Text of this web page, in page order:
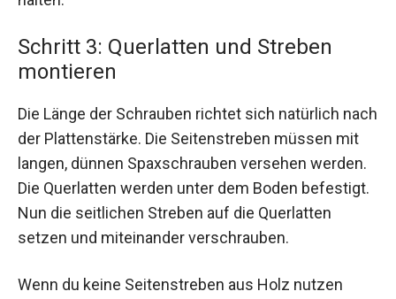
Schritt 3: Querlatten und Streben
montieren
Die Länge der Schrauben richtet sich natürlich nach
der Plattenstärke. Die Seitenstreben müssen mit
langen, dünnen Spaxschrauben versehen werden.
Die Querlatten werden unter dem Boden befestigt.
Nun die seitlichen Streben auf die Querlatten
setzen und miteinander verschrauben.
Wenn du keine Seitenstreben aus Holz nutzen